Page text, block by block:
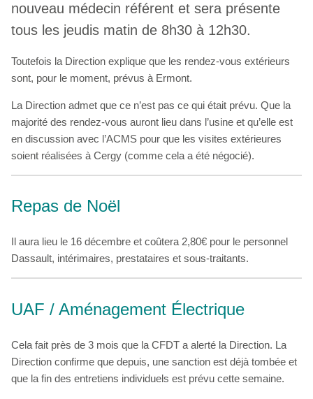
nouveau médecin référent et sera présente
tous les jeudis matin de 8h30 à 12h30.
Toutefois la Direction explique que les rendez-vous extérieurs
sont, pour le moment, prévus à Ermont.
La Direction admet que ce n’est pas ce qui était prévu. Que la
majorité des rendez-vous auront lieu dans l’usine et qu’elle est
en discussion avec l’ACMS pour que les visites extérieures
soient réalisées à Cergy (comme cela a été négocié).
Repas de Noël
Il aura lieu le 16 décembre et coûtera 2,80€ pour le personnel
Dassault, intérimaires, prestataires et sous-traitants.
UAF / Aménagement Électrique
Cela fait près de 3 mois que la CFDT a alerté la Direction. La
Direction confirme que depuis, une sanction est déjà tombée et
que la fin des entretiens individuels est prévu cette semaine.